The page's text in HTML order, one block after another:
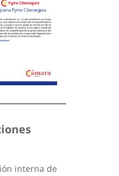
interna de